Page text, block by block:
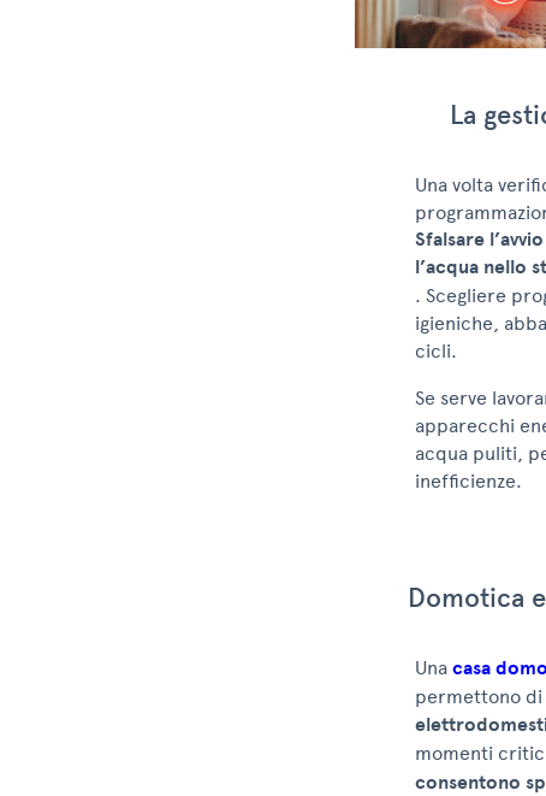
La
Una volta
Sfalsare
l’acqua nello
. Scegliere
igieniche,
cicli.
Se serve
apparecchi
acqua puliti,
inefficienze.
Domotica
Una casa
permettono di
momenti
consentono